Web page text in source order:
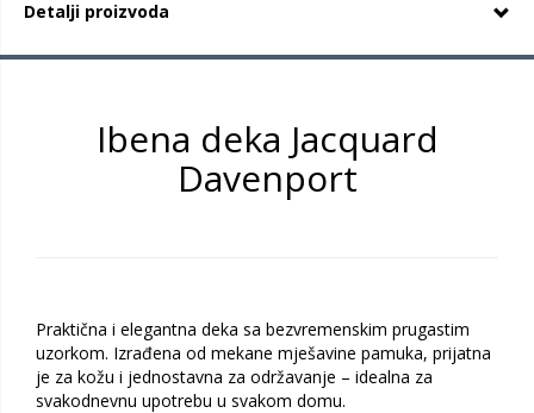
Detalji proizvoda
Ibena deka Jacquard
Davenport
Praktična i elegantna deka sa bezvremenskim prugastim
uzorkom. Izrađena od mekane mješavine pamuka, prijatna
je za kožu i jednostavna za održavanje – idealna za
svakodnevnu upotrebu u svakom domu.